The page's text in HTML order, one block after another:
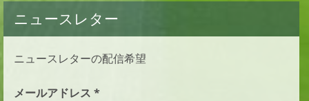
ニュースレター
ニュースレターの配信希望
メールアドレス *